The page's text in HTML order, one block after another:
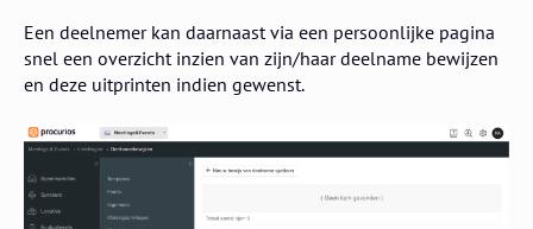
Een deelnemer kan daarnaast via een persoonlijke pagina
snel een overzicht inzien van zijn/haar deelname bewijzen
en deze uitprinten indien gewenst.